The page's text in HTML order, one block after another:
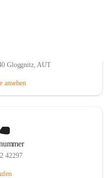
Gloggnitz, AUT
ansehen
42297